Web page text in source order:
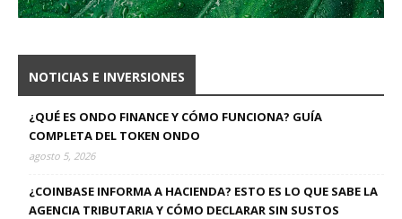
NOTICIAS E INVERSIONES
¿QUÉ ES ONDO FINANCE Y CÓMO FUNCIONA? GUÍA
COMPLETA DEL TOKEN ONDO
agosto 5, 2026
¿COINBASE INFORMA A HACIENDA? ESTO ES LO QUE SABE LA
AGENCIA TRIBUTARIA Y CÓMO DECLARAR SIN SUSTOS